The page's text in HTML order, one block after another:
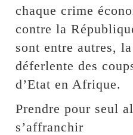
chaque crime
contre la
sont entre autres,
déferlente des
d’Etat en Afrique.
Prendre pour seul
s’affranchir